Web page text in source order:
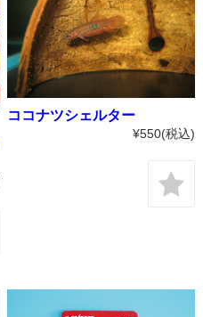
ココナツシェルター
¥550(税込)